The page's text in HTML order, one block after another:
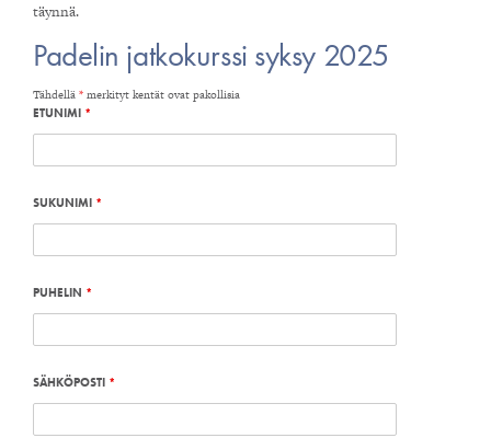
täynnä.
Padelin jatkokurssi syksy 2025
Tähdellä * merkityt kentät ovat pakollisia
ETUNIMI *
SUKUNIMI *
PUHELIN *
SÄHKÖPOSTI *